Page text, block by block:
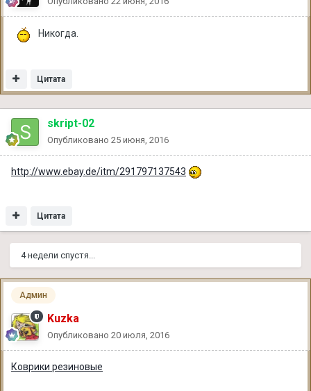
Никогда.
Цитата
skript-02
Опубликовано 25 июня, 2016
http://www.ebay.de/itm/291797137543
Цитата
4 недели спустя...
Админ
Kuzka
Опубликовано 20 июля, 2016
Коврики резиновые